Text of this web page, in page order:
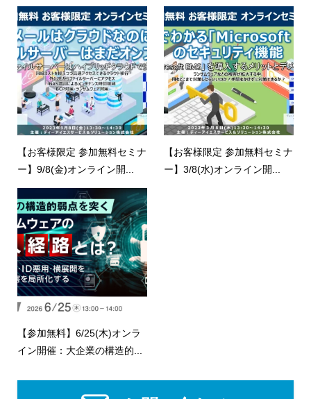
【お客様限定 参加無料セミナ
ー】9/8(金)オンライン開...
【お客様限定 参加無料セミナ
ー】3/8(水)オンライン開...
【参加無料】6/25(木)オンラ
イン開催：大企業の構造的...